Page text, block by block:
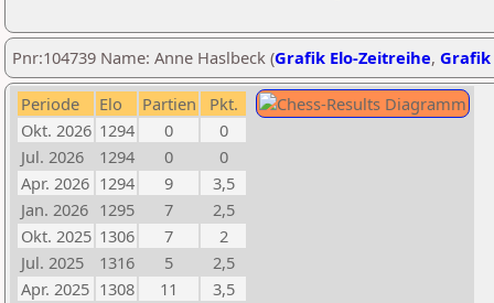
Pnr:104739 Name: Anne Haslbeck (Grafik Elo-Zeitreihe, Grafik
Periode Elo Partien
Pkt.
Okt. 2026 1294 0
0
Jul. 2026
1294 0
0
Apr. 2026 1294 9
3,5
Jan. 2026 1295 7
2,5
Okt. 2025 1306 7
2
Jul. 2025
1316 5
2,5
Apr. 2025 1308 11
3,5